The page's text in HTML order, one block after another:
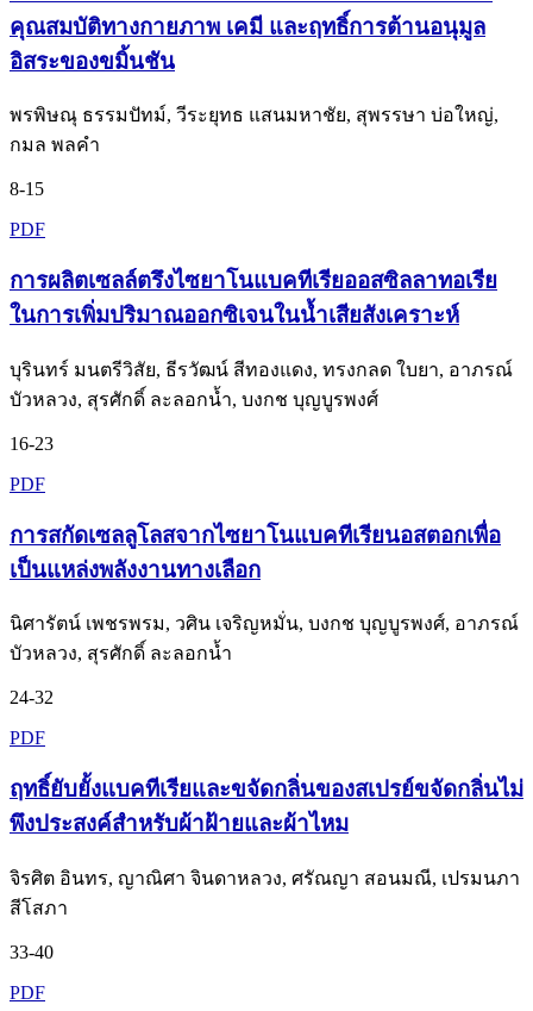
คุณสมบัติทางกายภาพ เคมี และฤทธิ์การต้านอนุมูล
อิสระของขมิ้นชัน
พรพิษณุ ธรรมปัทม์, วีระยุทธ แสนมหาชัย, สุพรรษา บ่อใหญ่,
กมล พลคำ
8-15
PDF
การผลิตเซลล์ตรึงไซยาโนแบคทีเรียออสซิลลาทอเรีย
ในการเพิ่มปริมาณออกซิเจนในน้ำเสียสังเคราะห์
บุรินทร์ มนตรีวิสัย, ธีรวัฒน์ สีทองแดง, ทรงกลด ใบยา, อาภรณ์
บัวหลวง, สุรศักดิ์ ละลอกน้ำ, บงกช บุญบูรพงศ์
16-23
PDF
การสกัดเซลลูโลสจากไซยาโนแบคทีเรียนอสตอกเพื่อ
เป็นแหล่งพลังงานทางเลือก
นิศารัตน์ เพชรพรม, วศิน เจริญหมั่น, บงกช บุญบูรพงศ์, อาภรณ์
บัวหลวง, สุรศักดิ์ ละลอกน้ำ
24-32
PDF
ฤทธิ์ยับยั้งแบคทีเรียและขจัดกลิ่นของสเปรย์ขจัดกลิ่นไม่
พึงประสงค์สำหรับผ้าฝ้ายและผ้าไหม
จิรศิต อินทร, ญาณิศา จินดาหลวง, ศรัณญา สอนมณี, เปรมนภา
สีโสภา
33-40
PDF